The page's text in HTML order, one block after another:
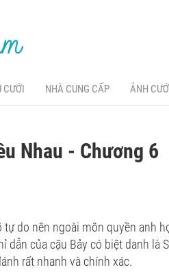
CƯỚI NHÀ CUNG CẤP ẢNH
Nhau - Chương 6
tự do nên ngoài môn quyền anh
dẫn của cậu Bảy có biệt danh là
rất nhanh và chính xác.